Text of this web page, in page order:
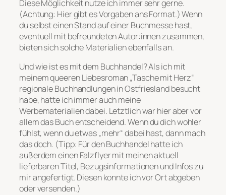
Diese Möglichkeit nutze ich immer sehr gerne.
(Achtung: Hier gibt es Vorgaben ans Format.) Wenn
du selbst einen Stand auf einer Buchmesse hast,
eventuell mit befreundeten Autor:innen zusammen,
bieten sich solche Materialien ebenfalls an.
Und wie ist es mit dem Buchhandel? Als ich mit
meinem queeren Liebesroman „Tasche mit Herz“
regionale Buchhandlungen in Ostfriesland besucht
habe, hatte ich immer auch meine
Werbematerialien dabei. Letztlich war hier aber vor
allem das Buch entscheidend. Wenn du dich wohler
fühlst, wenn du etwas „mehr“ dabei hast, dann mach
das doch. (Tipp: Für den Buchhandel hatte ich
außerdem einen Falzflyer mit meinen aktuell
lieferbaren Titel, Bezugsinformationen und Infos zu
mir angefertigt. Diesen konnte ich vor Ort abgeben
oder versenden.)